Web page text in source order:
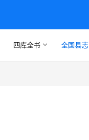
四库全书 全国县志